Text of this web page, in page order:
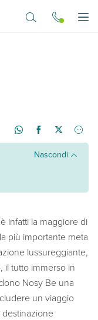
Nascondi
infatti la maggiore di
più importante meta
lussureggiante,
il tutto immerso in
Nosy Be una
un viaggio
destinazione